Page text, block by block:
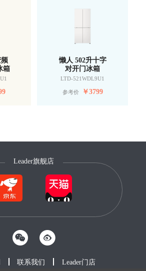
箱
懒人 502升十字
对开门冰箱
LTD-521WDL9U1
参考价 ￥3799
Leader旗舰店
联系我们 Leader门店